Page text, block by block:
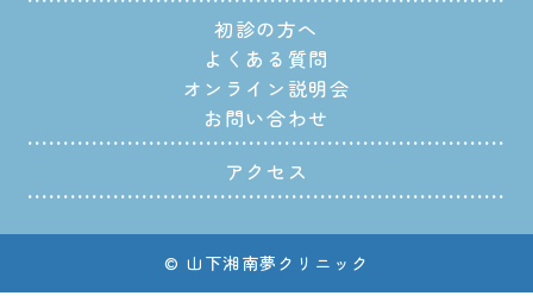
初診の方へ
よくある質問
オンライン説明会
お問い合わせ
アクセス
© 山下湘南夢クリニック